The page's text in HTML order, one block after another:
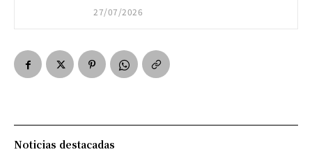
27/07/2026
Noticias destacadas